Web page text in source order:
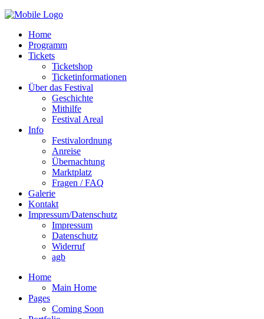
Home
Programm
Tickets
Ticketshop
Ticketinformationen
Über das Festival
Geschichte
Mithilfe
Festival Areal
Info
Festivalordnung
Anreise
Übernachtung
Marktplatz
Fragen / FAQ
Galerie
Kontakt
Impressum/Datenschutz
Impressum
Datenschutz
Widerruf
agb
Home
Main Home
Pages
Coming Soon